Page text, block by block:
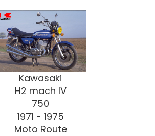
Kawasaki
H2 mach IV
750
1971 - 1975
Moto Route